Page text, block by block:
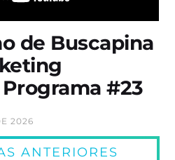
de Buscapina
#23
2026
ANTERIORES